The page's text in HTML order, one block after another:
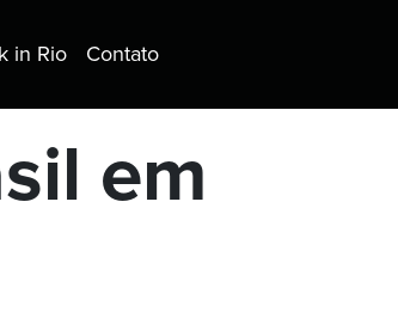
in Rio Contato
em